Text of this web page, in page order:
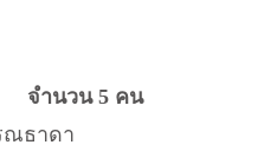
ำนวน 5 คน
ธาดา